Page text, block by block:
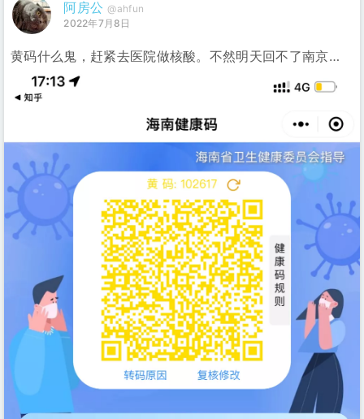
阿房公 @ahfun
2022年7月8日
黄码什么鬼，赶紧去医院做核酸。不然明天回不了南京…